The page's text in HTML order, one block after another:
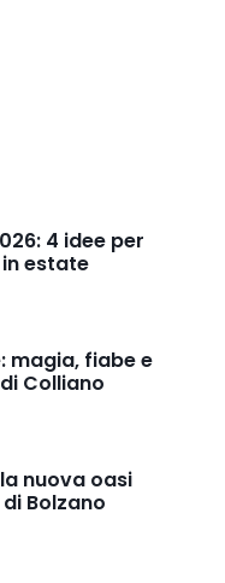
4 idee per
estate
magia, fiabe e
Colliano
nuova oasi
Bolzano